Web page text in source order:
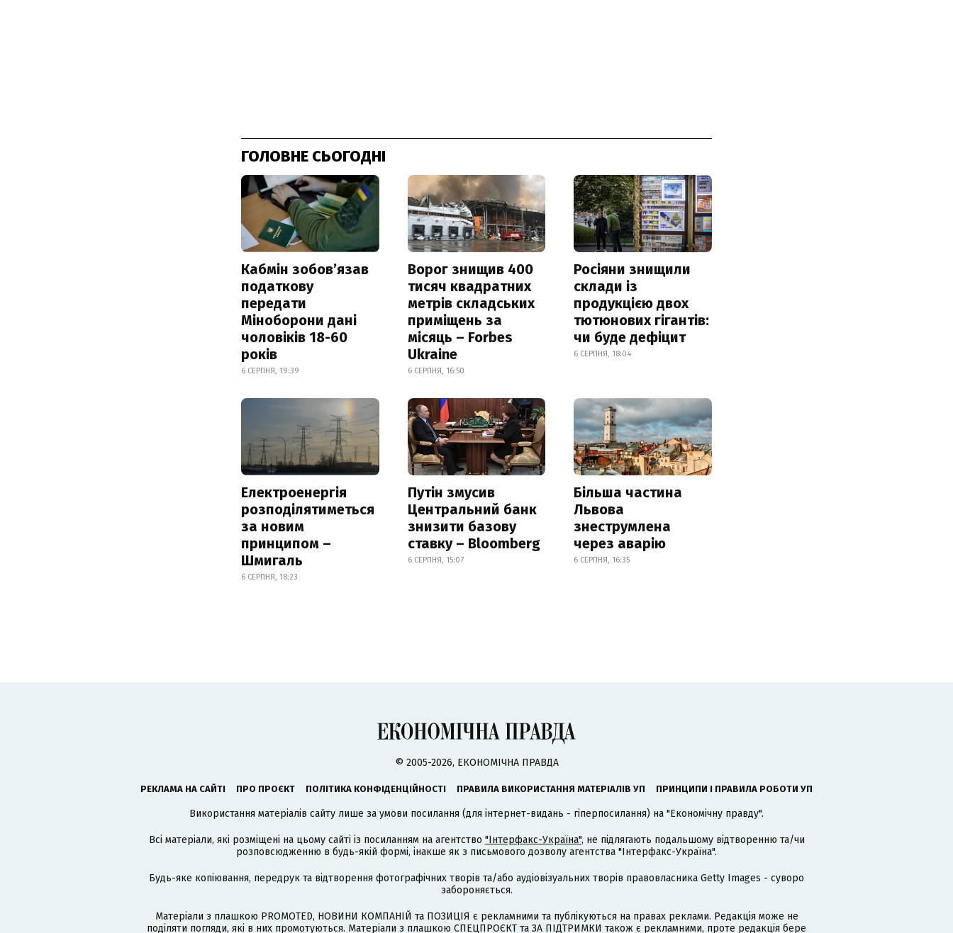
ГОЛОВНЕ СЬОГОДНІ
Кабмін зобовʼязав
податкову
передати
Міноборони дані
чоловіків 18-60
років
6 СЕРПНЯ, 19:39
Ворог знищив 400
тисяч квадратних
метрів складських
приміщень за
місяць – Forbes
Ukraine
6 СЕРПНЯ, 16:50
Росіяни знищили
склади із
продукцією двох
тютюнових гігантів:
чи буде дефіцит
6 СЕРПНЯ, 18:04
Електроенергія
розподілятиметься
за новим
принципом –
Шмигаль
6 СЕРПНЯ, 18:23
Путін змусив
Центральний банк
знизити базову
ставку – Bloomberg
6 СЕРПНЯ, 15:07
Більша частина
Львова
знеструмлена
через аварію
6 СЕРПНЯ, 16:35
© 2005-2026, ЕКОНОМІЧНА ПРАВДА
РЕКЛАМА НА САЙТІ ПРО ПРОЄКТ ПОЛІТИКА КОНФІДЕНЦІЙНОСТІ ПРАВИЛА ВИКОРИСТАННЯ МАТЕРІАЛІВ УП ПРИНЦИПИ І ПРАВИЛА РОБОТИ УП
Використання матеріалів сайту лише за умови посилання (для інтернет-видань - гіперпосилання) на "Економічну правду".
Всі матеріали, які розміщені на цьому сайті із посиланням на агентство "Інтерфакс-Україна", не підлягають подальшому відтворенню та/чи
розповсюдженню в будь-якій формі, інакше як з письмового дозволу агентства "Інтерфакс-Україна".
Будь-яке копіювання, передрук та відтворення фотографічних творів та/або аудіовізуальних творів правовласника Getty Images - суворо
забороняється.
Матеріали з плашкою PROMOTED, НОВИНИ КОМПАНІЙ та ПОЗИЦІЯ є рекламними та публікуються на правах реклами. Редакція може не
поділяти погляди, які в них промотуються. Матеріали з плашкою СПЕЦПРОЄКТ та ЗА ПІДТРИМКИ також є рекламними, проте редакція бере